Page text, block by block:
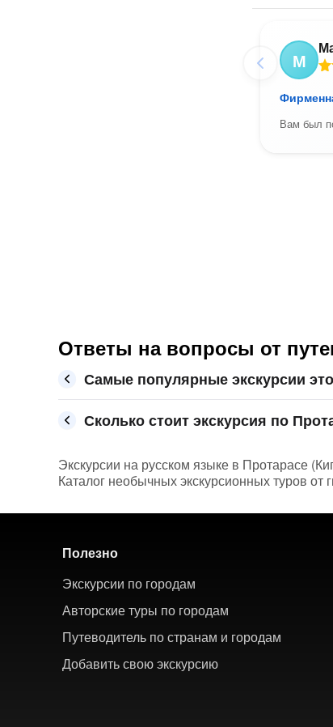
М
Вам был
Ответы на вопросы от
Самые популярные экскурсии
Сколько стоит экскурсия по
Экскурсии на русском языке в Протарасе
Каталог необычных экскурсионных туров от
Полезно
Экскурсии по городам
Авторские туры по городам
Путеводитель по странам и городам
Добавить свою экскурсию